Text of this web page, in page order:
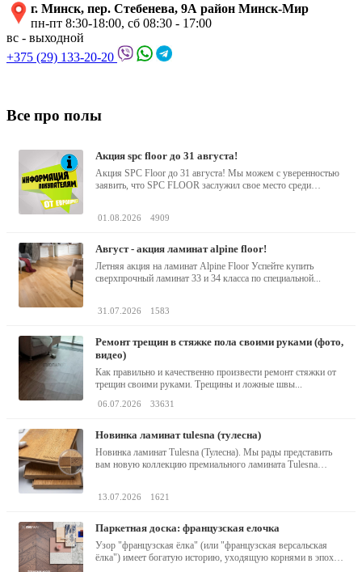
г. Минск, пер. Стебенева, 9А район Минск-Мир
пн-пт 8:30-18:00, сб 08:30 - 17:00
вс - выходной
+375 (29) 133-20-20
Все про полы
акция spc floor до 31 августа!
Акция SPC Floor до 31 августа! Мы можем с уверенностью
заявить, что SPC FLOOR заслужил свое место среди
01.08.2026 4909
август - акция ламинат alpine floor!
Летняя акция на ламинат Alpine Floor Успейте купить
сверхпрочный ламинат 33 и 34 класса по специальной...
31.07.2026 1583
ремонт трещин в стяжке пола своими руками (фото,
видео)
Как правильно и качественно произвести ремонт стяжки от
трещин своими руками. Трещины и ложные швы...
06.07.2026 33631
новинка ламинат tulesna (тулесна)
Новинка ламинат Tulesna (Тулесна). Мы рады представить
вам новую коллекцию премиального ламината Tulesna
13.07.2026 1621
паркетная доска: французская елочка
Узор "французская ёлка" (или "французская версальская
ёлка") имеет богатую историю, уходящую корнями в эпоху